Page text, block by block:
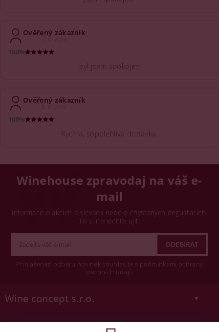
Ověřený zákazník
100%
byl jsem spokojen
Ověřený zákazník
100%
Rychla, sopolehliva dodavka.
Winehouse zpravodaj na váš e-
mail
Informace o akcích a slevách nebo o chystaných degustacích.
To si nenechte ujít.
Přihlášením odběru novinek souhlasíte s podmínkami ochrany
osobních údajů
Wine concept s.r.o.
Legislativa